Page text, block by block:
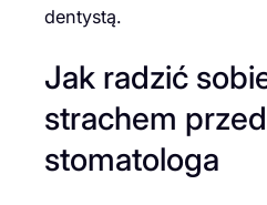
dentystą.
Jak radzić
strachem
stomatologa